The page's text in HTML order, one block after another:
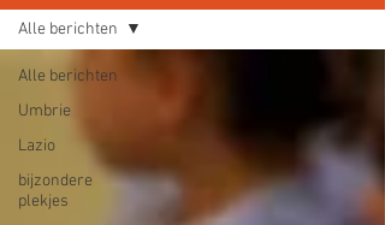
Alle berichten
Umbrie
Lazio
bijzondere
plekjes
Alle berichten